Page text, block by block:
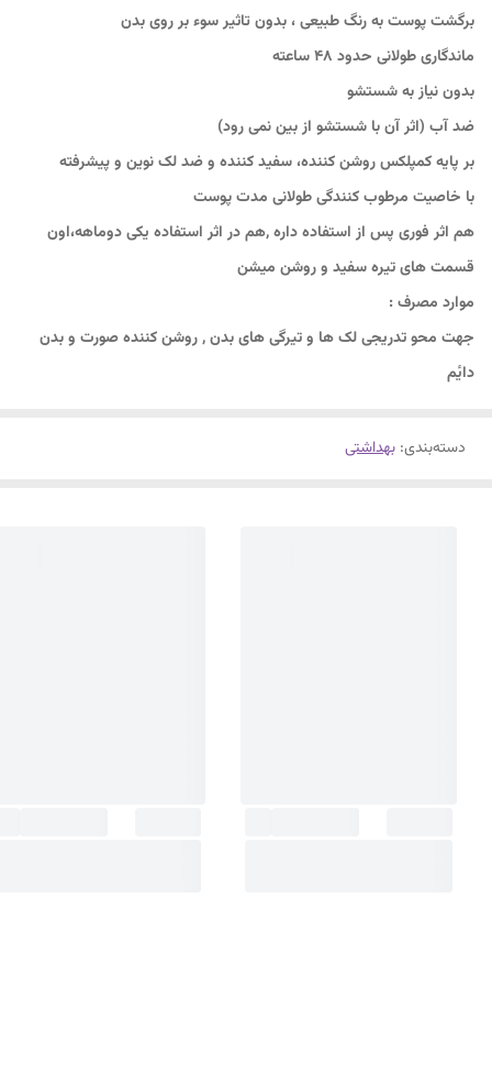
برگشت پوست به رنگ طبیعی ، بدون تاثیر سوء بر روی بدن
ماندگاری طولانی حدود 48 ساعته
بدون نیاز به شستشو
ضد آب (اثر آن با شستشو از بین نمی رود)
بر پایه کمپلکس روشن کننده، سفید کننده و ضد لک نوین و پیشرفته
با خاصیت مرطوب کنندگی طولانی مدت پوست
هم اثر فوری پس از استفاده داره ,هم در اثر استفاده یکی دوماهه،اون
قسمت های تیره سفید و روشن میشن
موارد مصرف :
جهت محو تدریجی لک ها و تیرگی های بدن , روشن کننده صورت و بدن
دایٔم
دسته‌بندی: بهداشتی